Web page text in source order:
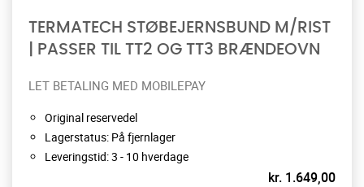
TERMATECH STØBEJERNSBUND M/RIST
| PASSER TIL TT2 OG TT3 BRÆNDEOVN
LET BETALING MED MOBILEPAY
Original reservedel
Lagerstatus: På fjernlager
Leveringstid: 3 - 10 hverdage
kr. 1.649,00